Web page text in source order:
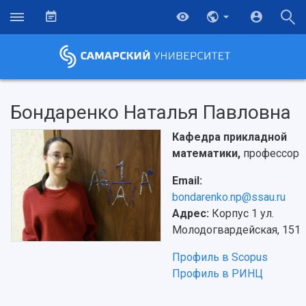
Бондаренко Наталья Павловна
Кафедра прикладной
математики, профессор
Email:
bondarenko.np@ssau.ru
Адрес: Корпус 1 ул.
Молодогвардейская, 151
Профиль в Scopus
Профиль в РИНЦ